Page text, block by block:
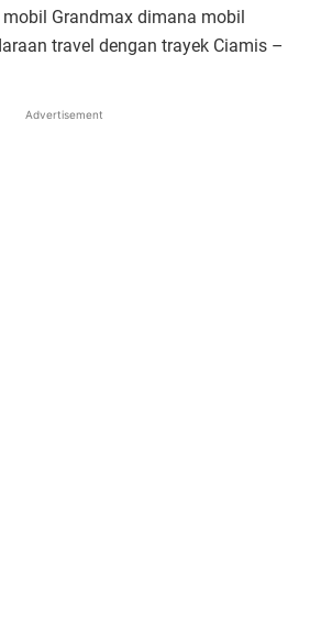
Grandmax dimana mobil
travel dengan trayek Ciamis –
Advertisement